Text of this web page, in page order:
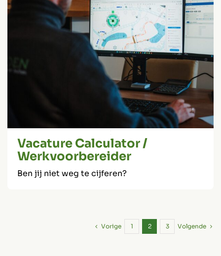
Vacature Calculator /
Werkvoorbereider
Ben jij niet weg te cijferen?
Vorige 1 2 3 Volgende